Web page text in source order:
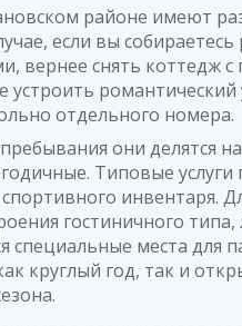
вледелец. Домик простой но
меньше. Эмоции
Да(0) Нет(0)
о База отдыха
в 14:28
в домике : сковорода
Да(0) Нет(0)
районе имеют
если вы собираетесь
вернее снять коттедж с
романтический
отдельного номера.
они делятся
Типовые
инвентаря.
гостиничного
специальные места для
круглый год, так и